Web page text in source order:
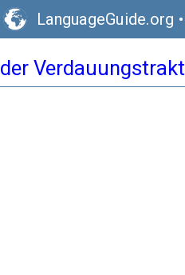
LanguageGuide.org •
der Verdauungstrakt